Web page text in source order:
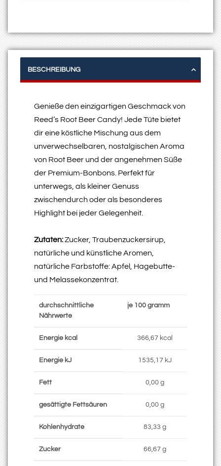
BESCHREIBUNG
Genieße den einzigartigen Geschmack von
Reed’s Root Beer Candy! Jede Tüte bietet
dir eine köstliche Mischung aus dem
unverwechselbaren, nostalgischen Aroma
von Root Beer und der angenehmen Süße
der Premium-Bonbons. Perfekt für
unterwegs, als kleiner Genuss
zwischendurch oder als besonderes
Highlight bei jeder Gelegenheit.
Zutaten:Zucker, Traubenzuckersirup,
natürliche und künstliche Aromen,
natürliche Farbstoffe: Apfel, Hagebutte-
und Melassekonzentrat.
durchschnittliche
Nährwerte
je 100 gramm
Energie kcal 366,67 kcal
Energie kJ 1535,17 kJ
Fett 0,00 g
gesättigte Fettsäuren 0,00 g
Kohlenhydrate 83,33 g
Zucker 66,67 g